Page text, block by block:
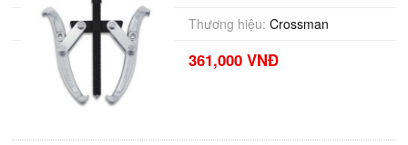
Thương hiệu: Crossman
361,000 VNĐ